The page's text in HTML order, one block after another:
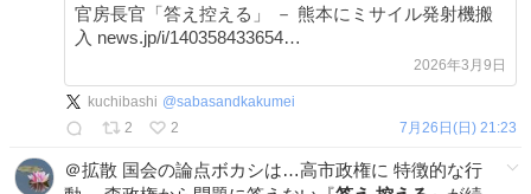
官房長官「答え控える」 － 熊本にミサイル発射機搬
入 news.jp/i/140358433654…
2026年3月9日
kuchibashi @sabasandkakumei
2
2 7月26日(日) 21:23
＠拡散 国会の論点ボカシは…高市政権に 特徴的な行